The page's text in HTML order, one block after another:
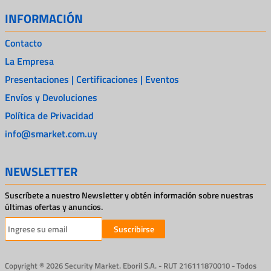
INFORMACIÓN
Contacto
La Empresa
Presentaciones | Certificaciones | Eventos
Envíos y Devoluciones
Política de Privacidad
info@smarket.com.uy
NEWSLETTER
Suscríbete a nuestro Newsletter y obtén información sobre nuestras
últimas ofertas y anuncios.
Suscribirse
Copyright ® 2026 Security Market. Eboril S.A. - RUT 216111870010 - Todos